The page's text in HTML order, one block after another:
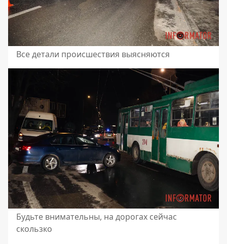
Все детали происшествия выясняются
Будьте внимательны, на дорогах сейчас
скользко